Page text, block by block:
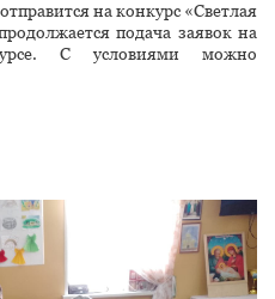
на конкурс «Светлая
подача заявок на
С условиями можно